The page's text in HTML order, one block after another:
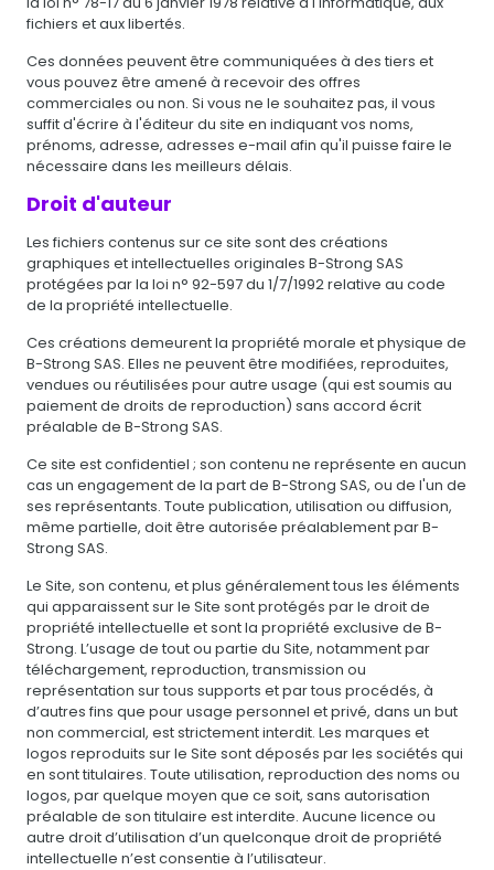
fichiers et aux libertés.
Ces données peuvent être communiquées à des tiers et
vous pouvez être amené à recevoir des offres
commerciales ou non. Si vous ne le souhaitez pas, il vous
suffit d'écrire à l'éditeur du site en indiquant vos noms,
prénoms, adresse, adresses e-mail afin qu'il puisse faire le
nécessaire dans les meilleurs délais.
Droit d'auteur
Les fichiers contenus sur ce site sont des créations
graphiques et intellectuelles originales B-Strong SAS
protégées par la loi n° 92-597 du 1/7/1992 relative au code
de la propriété intellectuelle.
Ces créations demeurent la propriété morale et physique de
B-Strong SAS. Elles ne peuvent être modifiées, reproduites,
vendues ou réutilisées pour autre usage (qui est soumis au
paiement de droits de reproduction) sans accord écrit
préalable de B-Strong SAS.
Ce site est confidentiel ; son contenu ne représente en aucun
cas un engagement de la part de B-Strong SAS, ou de l'un de
ses représentants. Toute publication, utilisation ou diffusion,
même partielle, doit être autorisée préalablement par B-
Strong SAS.
Le Site, son contenu, et plus généralement tous les éléments
qui apparaissent sur le Site sont protégés par le droit de
propriété intellectuelle et sont la propriété exclusive de B-
Strong. L’usage de tout ou partie du Site, notamment par
téléchargement, reproduction, transmission ou
représentation sur tous supports et par tous procédés, à
d’autres fins que pour usage personnel et privé, dans un but
non commercial, est strictement interdit. Les marques et
logos reproduits sur le Site sont déposés par les sociétés qui
en sont titulaires. Toute utilisation, reproduction des noms ou
logos, par quelque moyen que ce soit, sans autorisation
préalable de son titulaire est interdite. Aucune licence ou
autre droit d’utilisation d’un quelconque droit de propriété
intellectuelle n’est consentie à l’utilisateur.